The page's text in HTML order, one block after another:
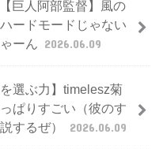
巨人阿部監督】風の
ードモードじゃない
ーん 2026.06.09
選ぶ力】timelesz菊
ぱりすごい（彼のす
するぜ）
2026.06.09